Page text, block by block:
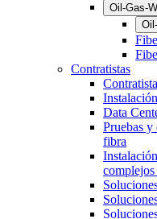
Oil-Gas-
Contratistas
Data
Pruebas y
fibra
complejos